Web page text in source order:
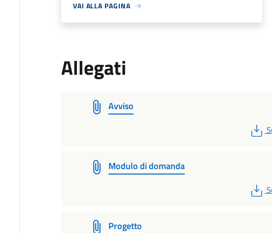
VAI ALLA PAGINA
Allegati
Avviso
Modulo di domanda
Progetto